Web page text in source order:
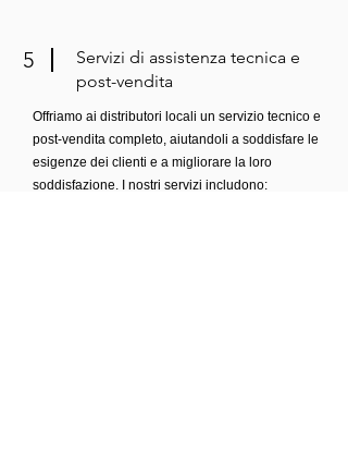
5
Servizi di assistenza tecnica e
post-vendita
Offriamo ai distributori locali un servizio tecnico e
post-vendita completo, aiutandoli a soddisfare le
esigenze dei clienti e a migliorare la loro
soddisfazione. I nostri servizi includono: